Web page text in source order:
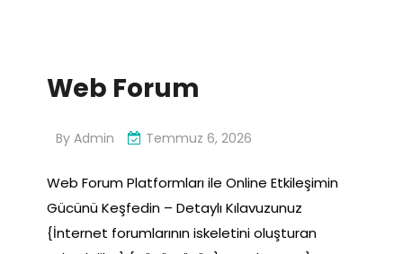
Web Forum
By Admin Temmuz 6, 2026
Web Forum Platformları ile Online Etkileşimin
Gücünü Keşfedin – Detaylı Kılavuzunuz
{İnternet forumlarının iskeletini oluşturan